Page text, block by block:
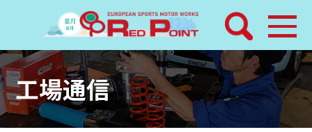
検索
ホーム
トピックス
工場通信